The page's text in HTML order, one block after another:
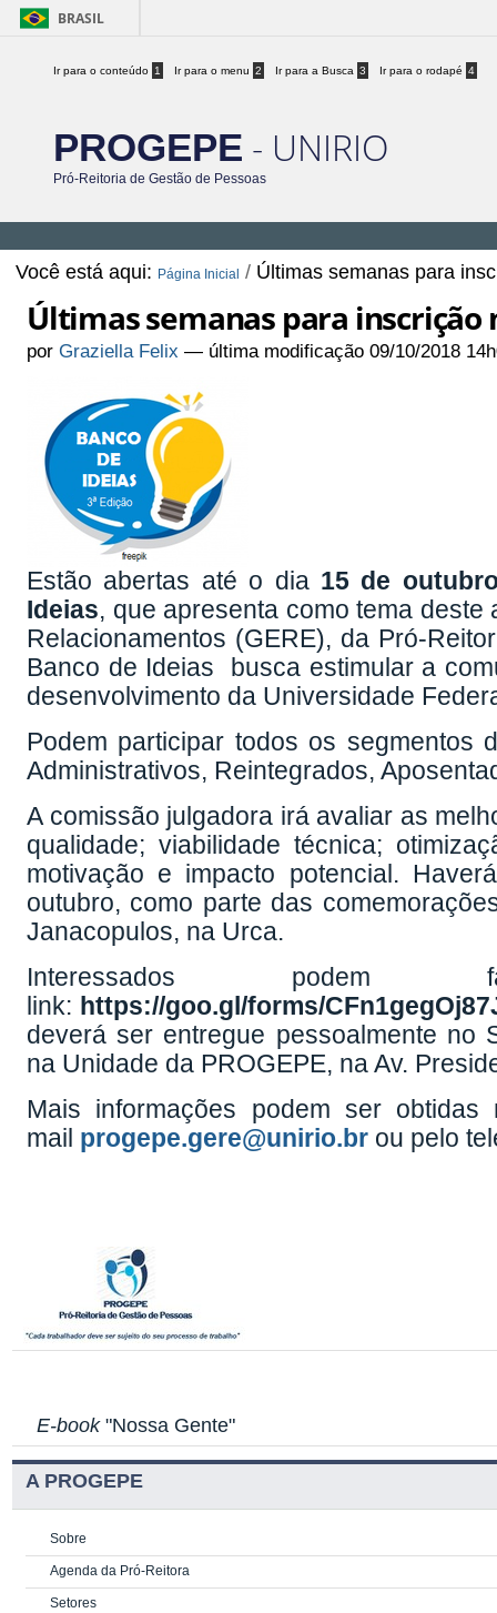
BRASIL
Ir para o conteúdo 1 Ir para o menu 2 Ir para a Busca 3 Ir para o rodapé 4
PROGEPE - UNIRIO
Pró-Reitoria de Gestão de Pessoas
Você está aqui: Página Inicial / Últimas semanas para
Últimas semanas para inscrição
porGraziella Felix — última modificação 09/10/2018
Estão abertas até o dia 15 de
Ideias, que apresenta como tema deste
Relacionamentos (GERE), da Pró-
Banco de Ideias busca estimular a
desenvolvimento da Universidade
Podem participar todos os segmentos
Administrativos, Reintegrados,
A comissão julgadora irá avaliar as
qualidade; viabilidade técnica;
motivação e impacto potencial.
outubro, como parte das
Janacopulos, na Urca.
Interessados
link: https://goo.gl/forms/
deverá ser entregue pessoalmente no
na Unidade da PROGEPE, na Av.
Mais informações podem ser
mail progepe.gere@unirio.br ou pelo
E-book"Nossa Gente"
A PROGEPE
Sobre
Agenda da Pró-Reitora
Setores